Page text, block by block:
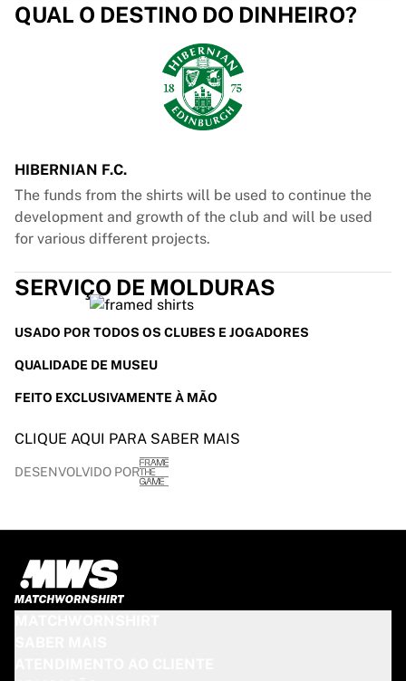
QUAL O DESTINO DO DINHEIRO?
HIBERNIAN F.C.
The funds from the shirts will be used to continue the
development and growth of the club and will be used
for various different projects.
SERVIÇO DE MOLDURAS
USADO POR TODOS OS CLUBES E JOGADORES
QUALIDADE DE MUSEU
FEITO EXCLUSIVAMENTE À MÃO
CLIQUE AQUI PARA SABER MAIS
DESENVOLVIDO POR